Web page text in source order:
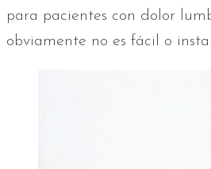
para pacientes con dolor
obviamente no es fácil o